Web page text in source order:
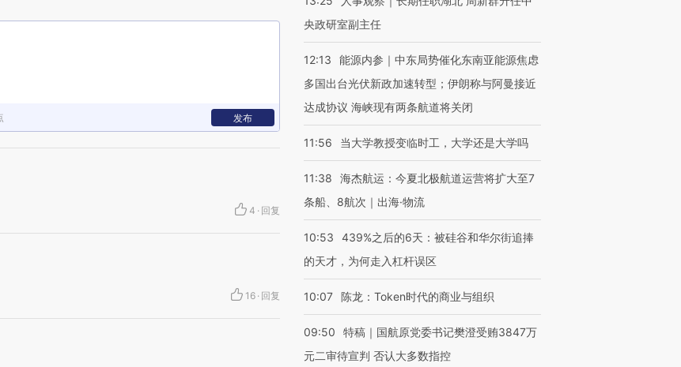
发布
4 · 回复
16 · 回复
央政研室副主任
12:13
能源内参｜中东局势催化东南亚能源焦虑
多国出台光伏新政加速转型；伊朗称与阿曼接近
达成协议 海峡现有两条航道将关闭
11:56 当大学教授变临时工，大学还是大学吗
11:38
海杰航运：今夏北极航道运营将扩大至7
条船、8航次｜出海·物流
10:53
439%之后的6天：被硅谷和华尔街追捧
的天才，为何走入杠杆误区
10:07 陈龙：Token时代的商业与组织
09:50
特稿｜国航原党委书记樊澄受贿3847万
元二审待宣判 否认大多数指控